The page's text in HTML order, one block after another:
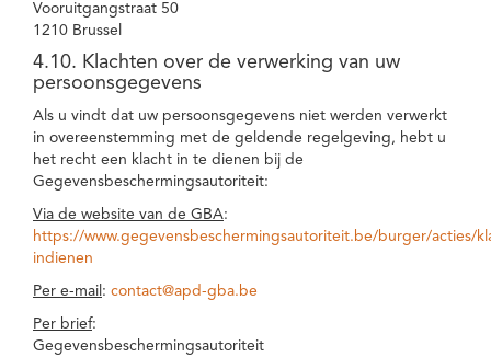
Vooruitgangstraat 50
1210 Brussel
4.10. Klachten over de verwerking van uw
persoonsgegevens
Als u vindt dat uw persoonsgegevens niet werden verwerkt
in overeenstemming met de geldende regelgeving, hebt u
het recht een klacht in te dienen bij de
Gegevensbeschermingsautoriteit:
Via de website van de GBA:
https://www.gegevensbeschermingsautoriteit.be/burger/acties/
indienen
Per e-mail : contact@apd-gba.be
Per brief:
Gegevensbeschermingsautoriteit